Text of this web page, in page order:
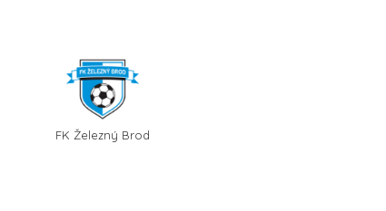
FK Železný Brod